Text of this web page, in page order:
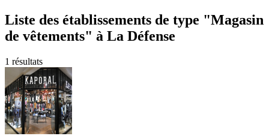
Liste des établissements de type "Magasin
de vêtements" à La Défense
1 résultats